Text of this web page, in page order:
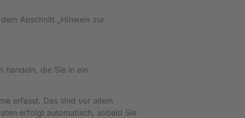
Abschnitt „Hinweis zur
handeln, die Sie in ein
erfasst. Das sind vor allem
erfolgt automatisch, sobald Sie